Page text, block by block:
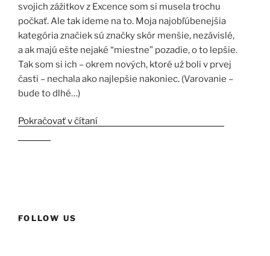
svojich zážitkov z Excence som si musela trochu
počkať. Ale tak ideme na to. Moja najobľúbenejšia
kategória značiek sú značky skôr menšie, nezávislé,
a ak majú ešte nejaké “miestne” pozadie, o to lepšie.
Tak som si ich – okrem nových, ktoré už boli v prvej
časti – nechala ako najlepšie nakoniec. (Varovanie –
bude to dlhé…)
Pokračovať v čítaní
FOLLOW US